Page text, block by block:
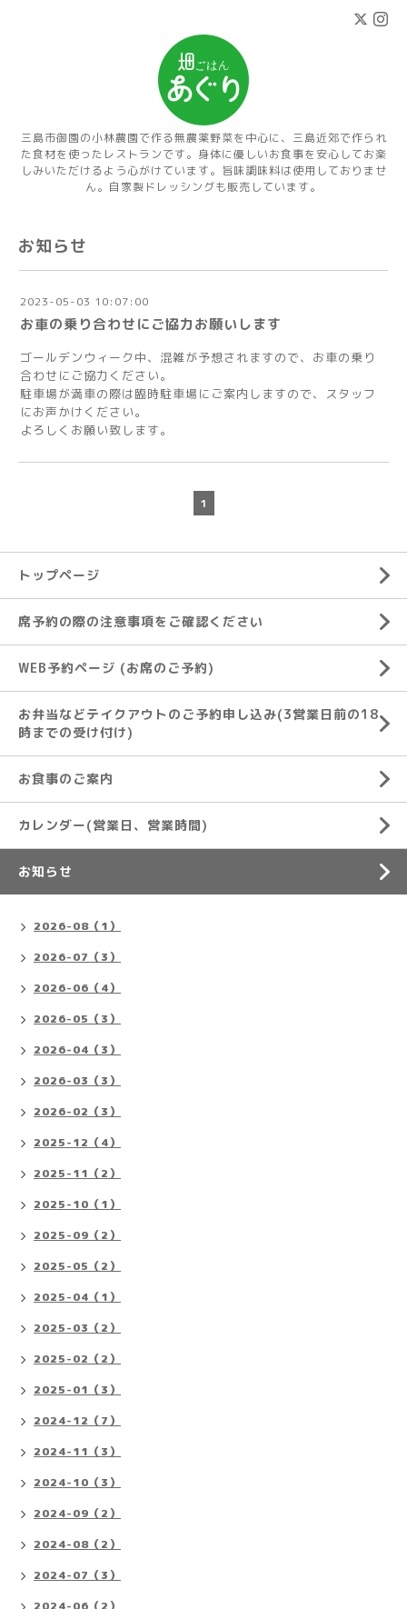
三島市御園の小林農園で作る無農薬野菜を中心に、三島近郊で作られ
た食材を使ったレストランです。身体に優しいお食事を安心してお楽
しみいただけるよう心がけています。旨味調味料は使用しておりませ
ん。自家製ドレッシングも販売しています。
お知らせ
2023-05-03 10:07:00
お車の乗り合わせにご協力お願いします
ゴールデンウィーク中、混雑が予想されますので、お車の乗り
合わせにご協力ください。
駐車場が満車の際は臨時駐車場にご案内しますので、スタッフ
にお声かけください。
よろしくお願い致します。
1
トップページ
席予約の際の注意事項をご確認ください
WEB予約ページ (お席のご予約)
お弁当などテイクアウトのご予約申し込み(3営業日前の18
時までの受け付け)
お食事のご案内
カレンダー(営業日、営業時間)
お知らせ
2026-08（1）
2026-07（3）
2026-06（4）
2026-05（3）
2026-04（3）
2026-03（3）
2026-02（3）
2025-12（4）
2025-11（2）
2025-10（1）
2025-09（2）
2025-05（2）
2025-04（1）
2025-03（2）
2025-02（2）
2025-01（3）
2024-12（7）
2024-11（3）
2024-10（3）
2024-09（2）
2024-08（2）
2024-07（3）
2024-06（2）